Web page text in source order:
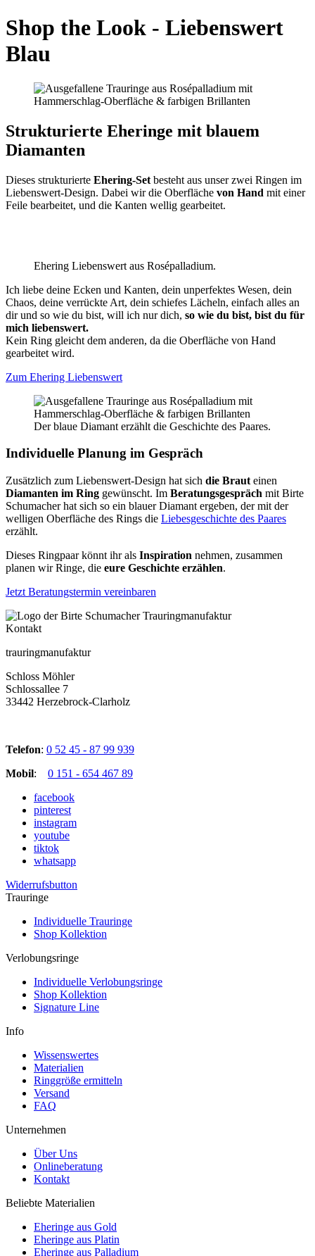
Shop the Look - Liebenswert
Blau
Strukturierte Eheringe mit blauem
Diamanten
Dieses strukturierte Ehering-Set besteht aus unser zwei Ringen im
Liebenswert-Design. Dabei wir die Oberfläche von Hand mit einer
Feile bearbeitet, und die Kanten wellig gearbeitet.
Ehering Liebenswert aus Rosépalladium.
Ich liebe deine Ecken und Kanten, dein unperfektes Wesen, dein
Chaos, deine verrückte Art, dein schiefes Lächeln, einfach alles an
dir und so wie du bist, will ich nur dich, so wie du bist, bist du für
mich liebenswert.
Kein Ring gleicht dem anderen, da die Oberfläche von Hand
gearbeitet wird.
Zum Ehering Liebenswert
Der blaue Diamant erzählt die Geschichte des Paares.
Individuelle Planung im Gespräch
Zusätzlich zum Liebenswert-Design hat sich die Braut einen
Diamanten im Ring gewünscht. Im Beratungsgespräch mit Birte
Schumacher hat sich so ein blauer Diamant ergeben, der mit der
welligen Oberfläche des Rings die Liebesgeschichte des Paares
erzählt.
Dieses Ringpaar könnt ihr als Inspiration nehmen, zusammen
planen wir Ringe, die eure Geschichte erzählen.
Jetzt Beratungstermin vereinbaren
Kontakt
trauringmanufaktur
Schloss Möhler
Schlossallee 7
33442 Herzebrock-Clarholz
Telefon: 0 52 45 - 87 99 939
Mobil: 0 151 - 654 467 89
facebook
pinterest
instagram
youtube
tiktok
whatsapp
Widerrufsbutton
Trauringe
Individuelle Trauringe
Shop Kollektion
Verlobungsringe
Individuelle Verlobungsringe
Shop Kollektion
Signature Line
Info
Wissenswertes
Materialien
Ringgröße ermitteln
Versand
FAQ
Unternehmen
Über Uns
Onlineberatung
Kontakt
Beliebte Materialien
Eheringe aus Gold
Eheringe aus Platin
Eheringe aus Palladium